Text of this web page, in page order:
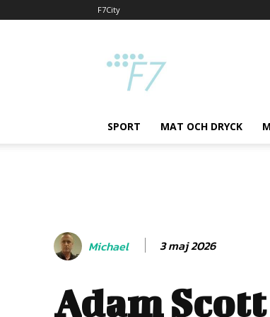
F7City
SPORT MAT OCH DRYCK
Michael 3 maj 2026
Adam